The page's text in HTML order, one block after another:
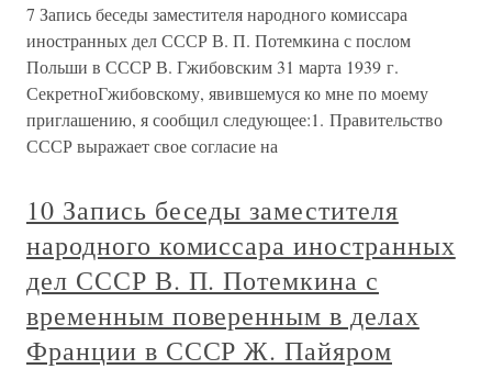
7 Запись беседы заместителя народного комиссара
иностранных дел СССР В. П. Потемкина с послом
Польши в СССР В. Гжибовским 31 марта 1939 г.
СекретноГжибовскому, явившемуся ко мне по моему
приглашению, я сообщил следующее:1. Правительство
СССР выражает свое согласие на
10 Запись беседы заместителя
народного комиссара иностранных
дел СССР В. П. Потемкина с
временным поверенным в делах
Франции в СССР Ж. Пайяром